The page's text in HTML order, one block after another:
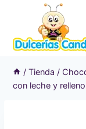
contenido
/ Tienda /
con leche y